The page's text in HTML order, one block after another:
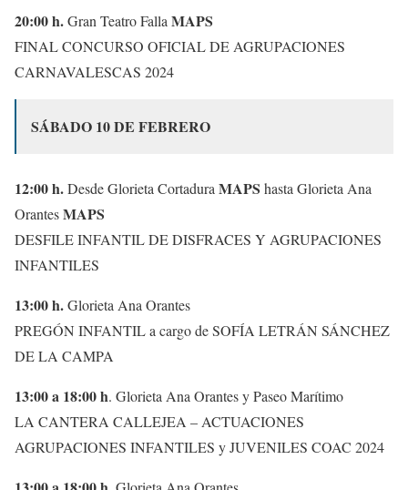
20:00 h.Gran Teatro Falla MAPS
FINAL CONCURSO OFICIAL DE AGRUPACIONES
CARNAVALESCAS 2024
SÁBADO 10 DE FEBRERO
12:00 h.Desde Glorieta Cortadura MAPS hasta Glorieta Ana
OrantesMAPS
DESFILE INFANTIL DE DISFRACES Y AGRUPACIONES
INFANTILES
13:00 h.Glorieta Ana Orantes
PREGÓN INFANTIL a cargo de SOFÍA LETRÁN SÁNCHEZ
DE LA CAMPA
13:00 a 18:00 h. Glorieta Ana Orantes y Paseo Marítimo
LA CANTERA CALLEJEA – ACTUACIONES
AGRUPACIONES INFANTILES y JUVENILES COAC 2024